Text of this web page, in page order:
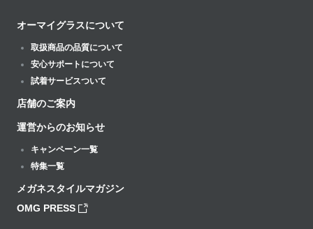
オーマイグラスについて
取扱商品の品質について
安心サポートについて
試着サービスついて
店舗のご案内
運営からのお知らせ
キャンペーン一覧
特集一覧
メガネスタイルマガジン
OMG PRESS